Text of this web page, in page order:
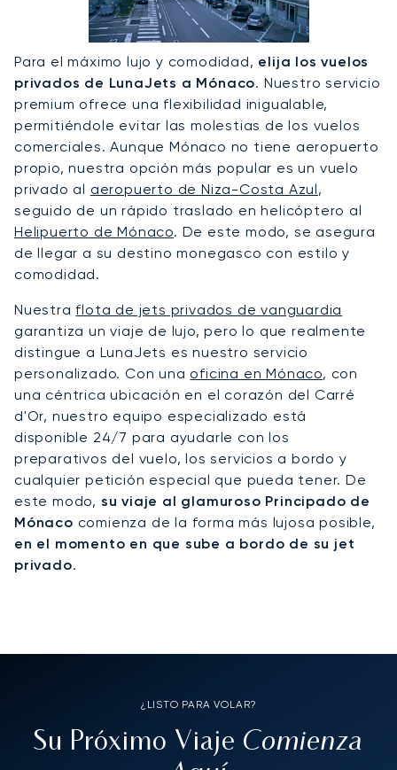
Para el máximo lujo y comodidad, elija los vuelos
privados de LunaJets a Mónaco. Nuestro servicio
premium ofrece una flexibilidad inigualable,
permitiéndole evitar las molestias de los vuelos
comerciales. Aunque Mónaco no tiene aeropuerto
propio, nuestra opción más popular es un vuelo
privado al aeropuerto de Niza-Costa Azul,
seguido de un rápido traslado en helicóptero al
Helipuerto de Mónaco. De este modo, se asegura
de llegar a su destino monegasco con estilo y
comodidad.
Nuestra flota de jets privados de vanguardia
garantiza un viaje de lujo, pero lo que realmente
distingue a LunaJets es nuestro servicio
personalizado. Con una oficina en Mónaco, con
una céntrica ubicación en el corazón del Carré
d'Or, nuestro equipo especializado está
disponible 24/7 para ayudarle con los
preparativos del vuelo, los servicios a bordo y
cualquier petición especial que pueda tener. De
este modo, su viaje al glamuroso Principado de
Mónaco comienza de la forma más lujosa posible,
en el momento en que sube a bordo de su jet
privado.
¿LISTO PARA VOLAR?
Su Próximo Viaje Comienza